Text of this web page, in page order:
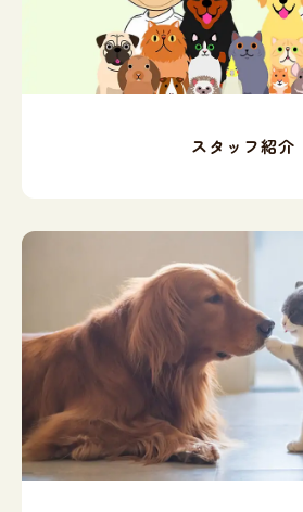
スタッフ紹介